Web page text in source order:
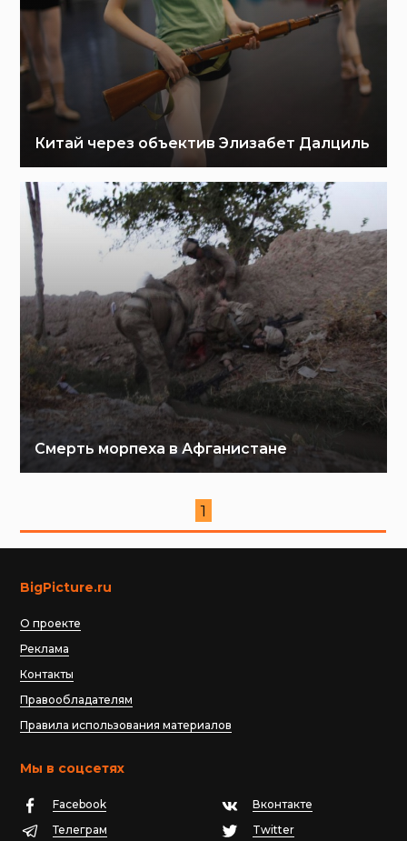
Китай через объектив Элизабет Далциль
Смерть морпеха в Афганистане
1
BigPicture.ru
О проекте
Реклама
Контакты
Правообладателям
Правила использования материалов
Мы в соцсетях
Facebook
Вконтакте
Телеграм
Twitter